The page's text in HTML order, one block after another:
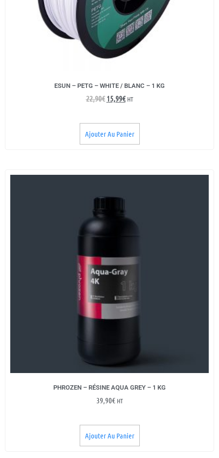
ESUN – PETG – WHITE / BLANC – 1 KG
22,90€ 15,99€ HT
Ajouter Au Panier
PHROZEN – RÉSINE AQUA GREY – 1 KG
39,90€ HT
Ajouter Au Panier